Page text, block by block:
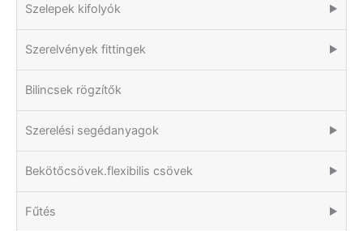
Szelepek kifolyók ▶
Szerelvények fittingek ▶
Bilincsek rögzítők
Szerelési segédanyagok ▶
Bekötőcsövek.flexibilis csövek ▶
Fűtés ▶